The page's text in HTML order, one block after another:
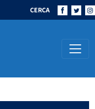
CERCA